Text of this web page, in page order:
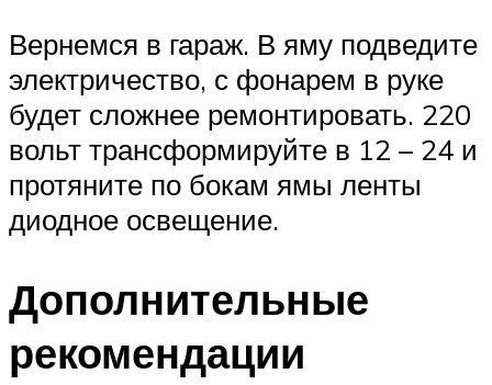
Вернемся в гараж. В яму подведите
электричество, с фонарем в руке
будет сложнее ремонтировать. 220
вольт трансформируйте в 12 – 24 и
протяните по бокам ямы ленты
диодное освещение.
Дополнительные
рекомендации